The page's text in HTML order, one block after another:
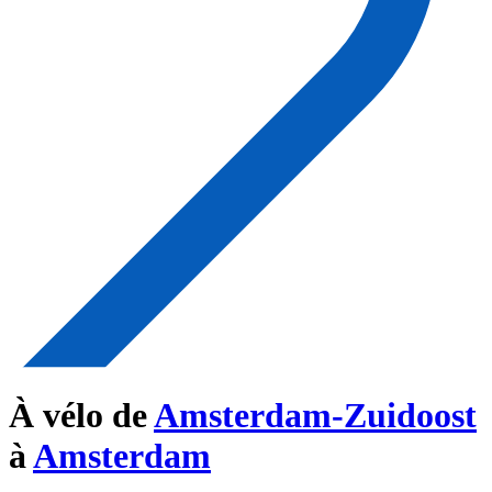
À vélo deAmsterdam-Zuidoost
àAmsterdam